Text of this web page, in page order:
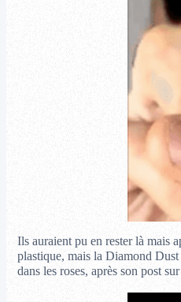
Ils auraient pu en rester là mais
plastique, mais la Diamond
dans les roses, après son post